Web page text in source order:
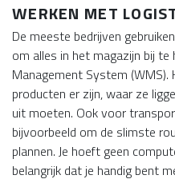
WERKEN MET
De meeste bedrijven
om alles in het magazijn bij
Management System (WMS).
producten er zijn, waar ze
uit moeten. Ook voor
bijvoorbeeld om de slimste
plannen. Je hoeft geen
belangrijk dat je handig bent